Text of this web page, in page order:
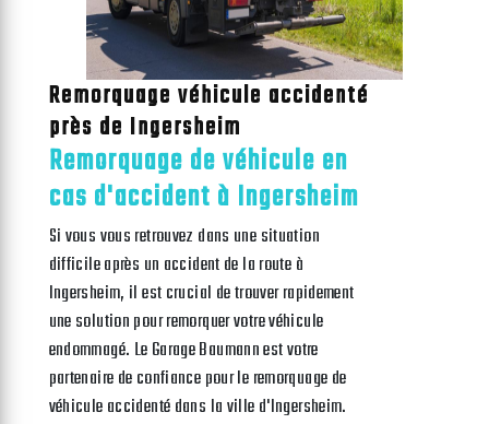
Remorquage véhicule accidenté
près de Ingersheim
Remorquage de véhicule en
cas d'accident à Ingersheim
Si vous vous retrouvez dans une situation
difficile après un accident de la route à
Ingersheim, il est crucial de trouver rapidement
une solution pour remorquer votre véhicule
endommagé. Le Garage Baumann est votre
partenaire de confiance pour le remorquage de
véhicule accidenté dans la ville d'Ingersheim.